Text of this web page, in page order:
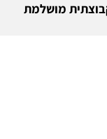
קבוצתית מושלמת